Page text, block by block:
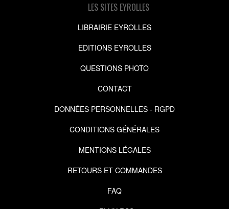
LES SITES EYROLLES
LIBRAIRIE EYROLLES
EDITIONS EYROLLES
QUESTIONS PHOTO
CONTACT
DONNÉES PERSONNELLES - RGPD
CONDITIONS GÉNÉRALES
MENTIONS LÉGALES
RETOURS ET COMMANDES
FAQ